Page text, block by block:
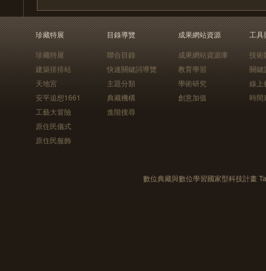
珍藏特展
珍藏特展
建築排排站
天地宮
安平追想1661
工藝大冒險
原住民儀式
原住民服飾
目錄導覽
聯合目錄
快速關鍵詞導覽
主題分類
典藏機構
進階搜尋
成果網站資源
成果網站資源庫
教育學習
學術研究
創意加值
工具
技術
關鍵
線上
時間
數位典藏與數位學習國家型科技計畫